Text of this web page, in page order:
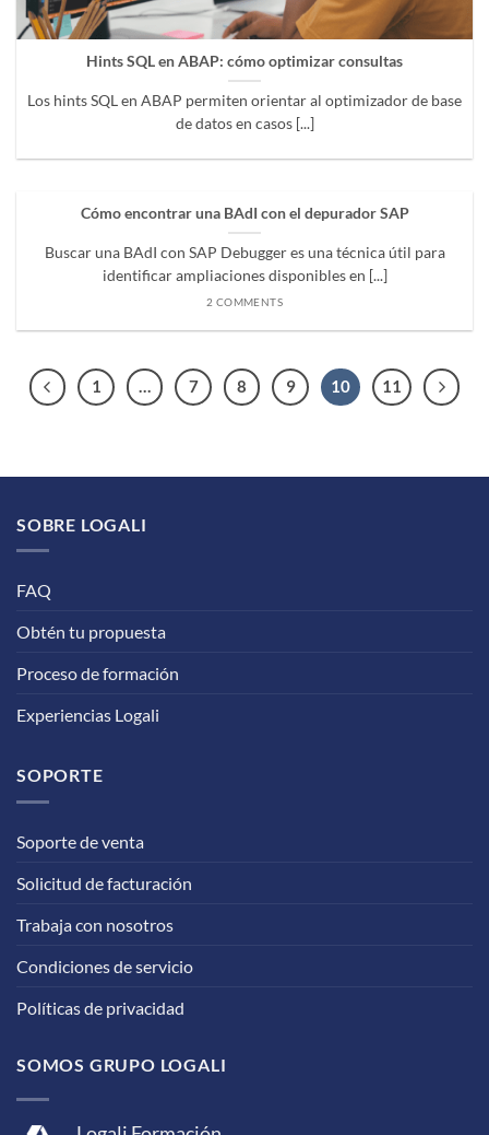
Hints SQL en ABAP: cómo optimizar consultas
Los hints SQL en ABAP permiten orientar al optimizador de base
de datos en casos [...]
Cómo encontrar una BAdI con el depurador SAP
Buscar una BAdI con SAP Debugger es una técnica útil para
identificar ampliaciones disponibles en [...]
2 COMMENTS
1 … 7 8 9 10 11
SOBRE LOGALI
FAQ
Obtén tu propuesta
Proceso de formación
Experiencias Logali
SOPORTE
Soporte de venta
Solicitud de facturación
Trabaja con nosotros
Condiciones de servicio
Políticas de privacidad
SOMOS GRUPO LOGALI